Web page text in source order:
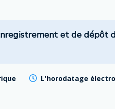
et de dépôt
L'horodatage